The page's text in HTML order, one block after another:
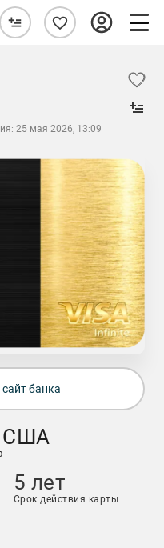
25 мая 2026, 13:09
банка
США
5 лет
Срок действия карты